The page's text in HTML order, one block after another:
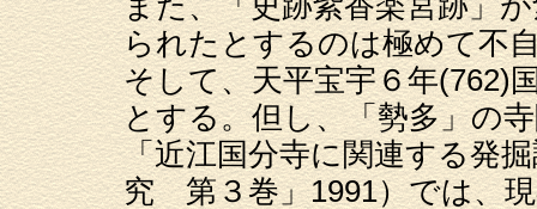
られたとするのは極めて不
そして、天平宝宇６年(762)
とする。但し、「勢多」の
「近江国分寺に関連する発
究 第３巻」1991）では、